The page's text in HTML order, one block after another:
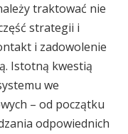
traktować nie
strategii i
i zadowolenie
Istotną kwestią
we
– od początku
odpowiednich